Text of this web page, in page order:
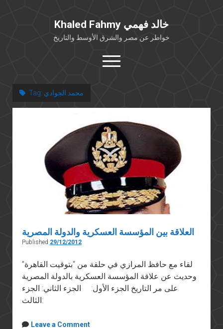
Khaled Fahmy خالد فهمي
خواطر عن مصر والشرق الأوسط والتاريخ
open
menu
كتابات أكاديمية
مقالات صحافية
بوستات من فيسبوك
مقابلات في الإعلام
Languages
Tag: محمد الجوادي
العلاقة بين المؤسسة العسكرية والدولة المصرية
Published 29/12/2012
لقاء مع حافظ المرازي في حلقة من “بتوقيت القاهرة”
وحديث عن علاقة المؤسسة العسكرية بالدولة المصرية
على مر التاريخ الجزء الأول: الجزء الثاني: الجزء
الثالث:
Leave a Comment